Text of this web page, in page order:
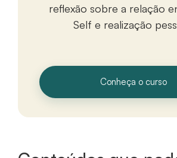
reflexão sobre a relação
Self e realização
Conheça o curso